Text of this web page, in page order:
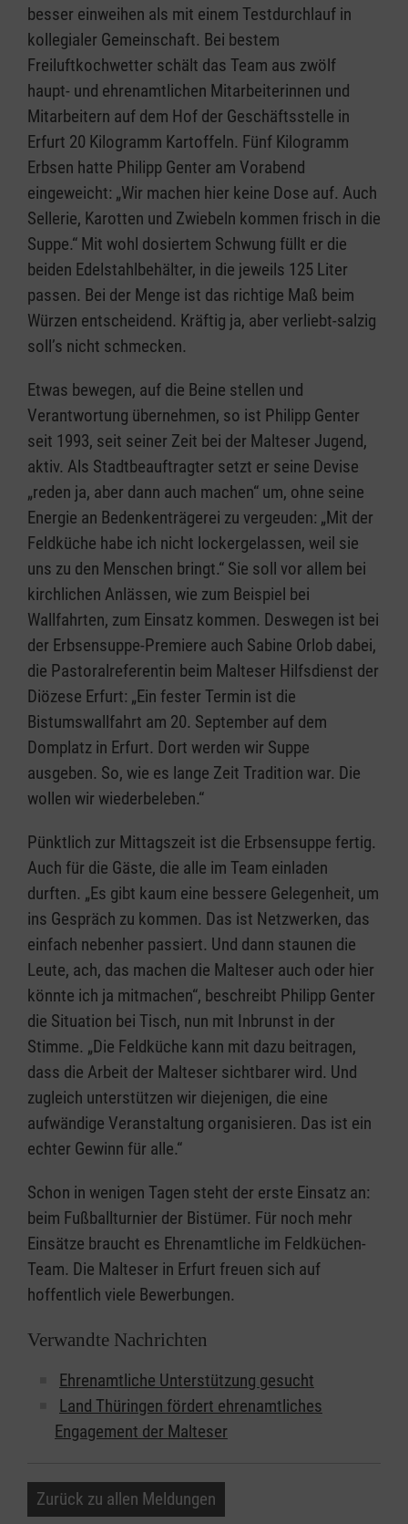
besser einweihen als mit einem Testdurchlauf in
kollegialer Gemeinschaft. Bei bestem
Freiluftkochwetter schält das Team aus zwölf
haupt- und ehrenamtlichen Mitarbeiterinnen und
Mitarbeitern auf dem Hof der Geschäftsstelle in
Erfurt 20 Kilogramm Kartoffeln. Fünf Kilogramm
Erbsen hatte Philipp Genter am Vorabend
eingeweicht: „Wir machen hier keine Dose auf. Auch
Sellerie, Karotten und Zwiebeln kommen frisch in die
Suppe.“ Mit wohl dosiertem Schwung füllt er die
beiden Edelstahlbehälter, in die jeweils 125 Liter
passen. Bei der Menge ist das richtige Maß beim
Würzen entscheidend. Kräftig ja, aber verliebt-salzig
soll’s nicht schmecken.
Etwas bewegen, auf die Beine stellen und
Verantwortung übernehmen, so ist Philipp Genter
seit 1993, seit seiner Zeit bei der Malteser Jugend,
aktiv. Als Stadtbeauftragter setzt er seine Devise
„reden ja, aber dann auch machen“ um, ohne seine
Energie an Bedenkenträgerei zu vergeuden: „Mit der
Feldküche habe ich nicht lockergelassen, weil sie
uns zu den Menschen bringt.“ Sie soll vor allem bei
kirchlichen Anlässen, wie zum Beispiel bei
Wallfahrten, zum Einsatz kommen. Deswegen ist bei
der Erbsensuppe-Premiere auch Sabine Orlob dabei,
die Pastoralreferentin beim Malteser Hilfsdienst der
Diözese Erfurt: „Ein fester Termin ist die
Bistumswallfahrt am 20. September auf dem
Domplatz in Erfurt. Dort werden wir Suppe
ausgeben. So, wie es lange Zeit Tradition war. Die
wollen wir wiederbeleben.“
Pünktlich zur Mittagszeit ist die Erbsensuppe fertig.
Auch für die Gäste, die alle im Team einladen
durften. „Es gibt kaum eine bessere Gelegenheit, um
ins Gespräch zu kommen. Das ist Netzwerken, das
einfach nebenher passiert. Und dann staunen die
Leute, ach, das machen die Malteser auch oder hier
könnte ich ja mitmachen“, beschreibt Philipp Genter
die Situation bei Tisch, nun mit Inbrunst in der
Stimme. „Die Feldküche kann mit dazu beitragen,
dass die Arbeit der Malteser sichtbarer wird. Und
zugleich unterstützen wir diejenigen, die eine
aufwändige Veranstaltung organisieren. Das ist ein
echter Gewinn für alle.“
Schon in wenigen Tagen steht der erste Einsatz an:
beim Fußballturnier der Bistümer. Für noch mehr
Einsätze braucht es Ehrenamtliche im Feldküchen-
Team. Die Malteser in Erfurt freuen sich auf
hoffentlich viele Bewerbungen.
Verwandte Nachrichten
Ehrenamtliche Unterstützung gesucht
Land Thüringen fördert ehrenamtliches
Engagement der Malteser
Zurück zu allen Meldungen